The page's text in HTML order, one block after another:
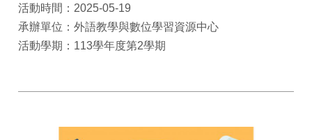
活動時間：2025-05-19
承辦單位：外語教學與數位學習資源中心
活動學期：113學年度第2學期